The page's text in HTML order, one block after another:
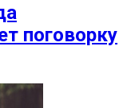
поговорку